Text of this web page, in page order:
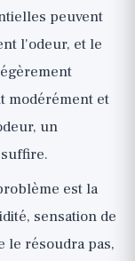
peuvent
l'odeur, et le
modérément et
un
est la
sensation de
le résoudra pas,